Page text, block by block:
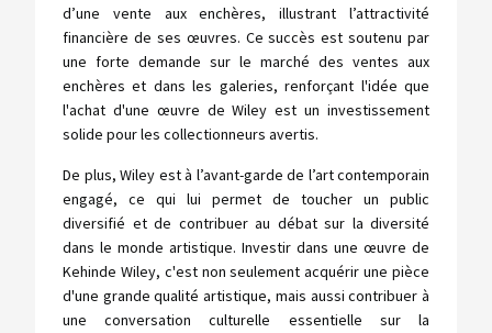
d’une vente aux enchères, illustrant l’attractivité
financière de ses œuvres. Ce succès est soutenu par
une forte demande sur le marché des ventes aux
enchères et dans les galeries, renforçant l'idée que
l'achat d'une œuvre de Wiley est un investissement
solide pour les collectionneurs avertis.
De plus, Wiley est à l’avant-garde de l’art contemporain
engagé, ce qui lui permet de toucher un public
diversifié et de contribuer au débat sur la diversité
dans le monde artistique. Investir dans une œuvre de
Kehinde Wiley, c'est non seulement acquérir une pièce
d'une grande qualité artistique, mais aussi contribuer à
une conversation culturelle essentielle sur la